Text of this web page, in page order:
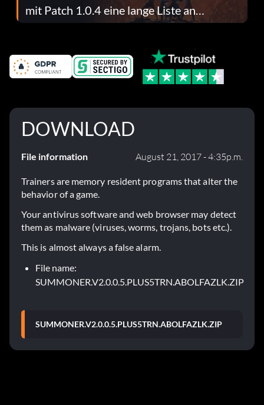
mit Patch 1.0.4 eine lange Liste an
Fehlerbehebungen
DOWNLOAD
File information August 21, 2017 - 4:35p.m.
Trainers are memory resident programs that alter the
behavior of a game.
Your antivirus software and web browser may detect
them as malware (viruses, worms, trojans, bots etc.).
This is almost always a false alarm.
File name:
SUMMONER.V2.0.0.5.PLUS5TRN.ABOLFAZLK.ZIP
SUMMONER.V2.0.0.5.PLUS5TRN.ABOLFAZLK.ZIP